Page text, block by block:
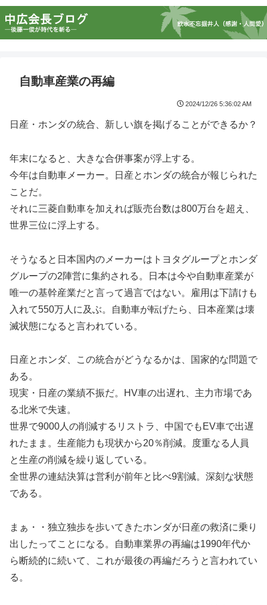
自動車産業の再編
2024/12/26 5:36:02 AM
日産・ホンダの統合、新しい旗を掲げることができるか？
年末になると、大きな合併事案が浮上する。
今年は自動車メーカー。日産とホンダの統合が報じられた
ことだ。
それに三菱自動車を加えれば販売台数は800万台を超え、
世界三位に浮上する。
そうなると日本国内のメーカーはトヨタグループとホンダ
グループの2陣営に集約される。日本は今や自動車産業が
唯一の基幹産業だと言って過言ではない。雇用は下請けも
入れて550万人に及ぶ。自動車が転げたら、日本産業は壊
滅状態になると言われている。
日産とホンダ、この統合がどうなるかは、国家的な問題で
ある。
現実・日産の業績不振だ。HV車の出遅れ、主力市場であ
る北米で失速。
世界で9000人の削減するリストラ、中国でもEV車で出遅
れたまま。生産能力も現状から20％削減。度重なる人員
と生産の削減を繰り返している。
全世界の連結決算は営利が前年と比べ9割減。深刻な状態
である。
まぁ・・独立独歩を歩いてきたホンダが日産の救済に乗り
出したってことになる。自動車業界の再編は1990年代か
ら断続的に続いて、これが最後の再編だろうと言われてい
る。